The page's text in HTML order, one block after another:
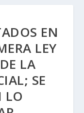
EN
LEY
LA
SE
LO